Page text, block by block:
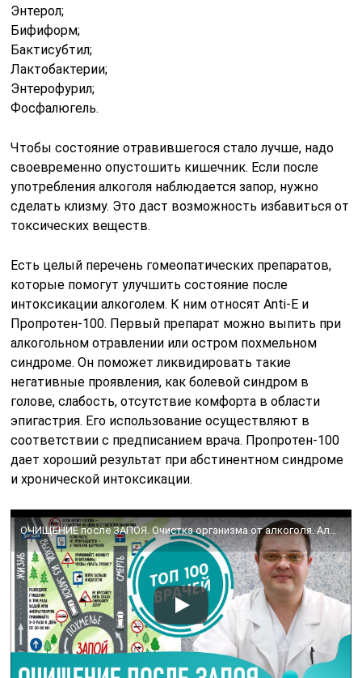
Энтерол;
Бифиформ;
Бактисубтил;
Лактобактерии;
Энтерофурил;
Фосфалюгель.
Чтобы состояние отравившегося стало лучше, надо
своевременно опустошить кишечник. Если после
употребления алкоголя наблюдается запор, нужно
сделать клизму. Это даст возможность избавиться от
токсических веществ.
Есть целый перечень гомеопатических препаратов,
которые помогут улучшить состояние после
интоксикации алкоголем. К ним относят Anti-E и
Пропротен-100. Первый препарат можно выпить при
алкогольном отравлении или остром похмельном
синдроме. Он поможет ликвидировать такие
негативные проявления, как болевой синдром в
голове, слабость, отсутствие комфорта в области
эпигастрия. Его использование осуществляют в
соответствии с предписанием врача. Пропротен-100
дает хороший результат при абстинентном синдроме
и хронической интоксикации.
ОЧИЩЕНИЕ после ЗАПОЯ. Очистка организма от алкоголя. Алкогольная детоксикация